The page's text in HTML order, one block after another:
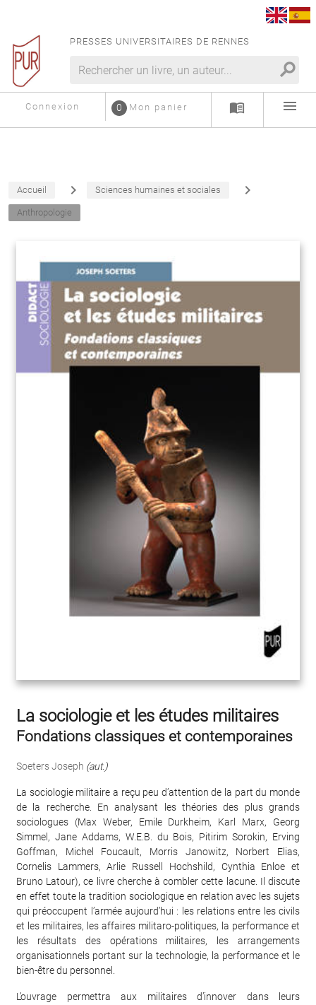
PRESSES UNIVERSITAIRES DE RENNES
search
Connexion Mon panier
0 menu_book menu
Accueil navigate_next Sciences humaines et sociales navigate_next
Anthropologie
La sociologie et les études militaires
Fondations classiques et contemporaines
Soeters Joseph (aut.)
La sociologie militaire a reçu peu d’attention de la part du monde
de la recherche. En analysant les théories des plus grands
sociologues (Max Weber, Emile Durkheim, Karl Marx, Georg
Simmel, Jane Addams, W.E.B. du Bois, Pitirim Sorokin, Erving
Goffman, Michel Foucault, Morris Janowitz, Norbert Elias,
Cornelis Lammers, Arlie Russell Hochshild, Cynthia Enloe et
Bruno Latour), ce livre cherche à combler cette lacune. Il discute
en effet toute la tradition sociologique en relation avec les sujets
qui préoccupent l’armée aujourd’hui : les relations entre les civils
et les militaires, les affaires militaro-politiques, la performance et
les résultats des opérations militaires, les arrangements
organisationnels portant sur la technologie, la performance et le
bien-être du personnel.
L’ouvrage permettra aux militaires d’innover dans leurs